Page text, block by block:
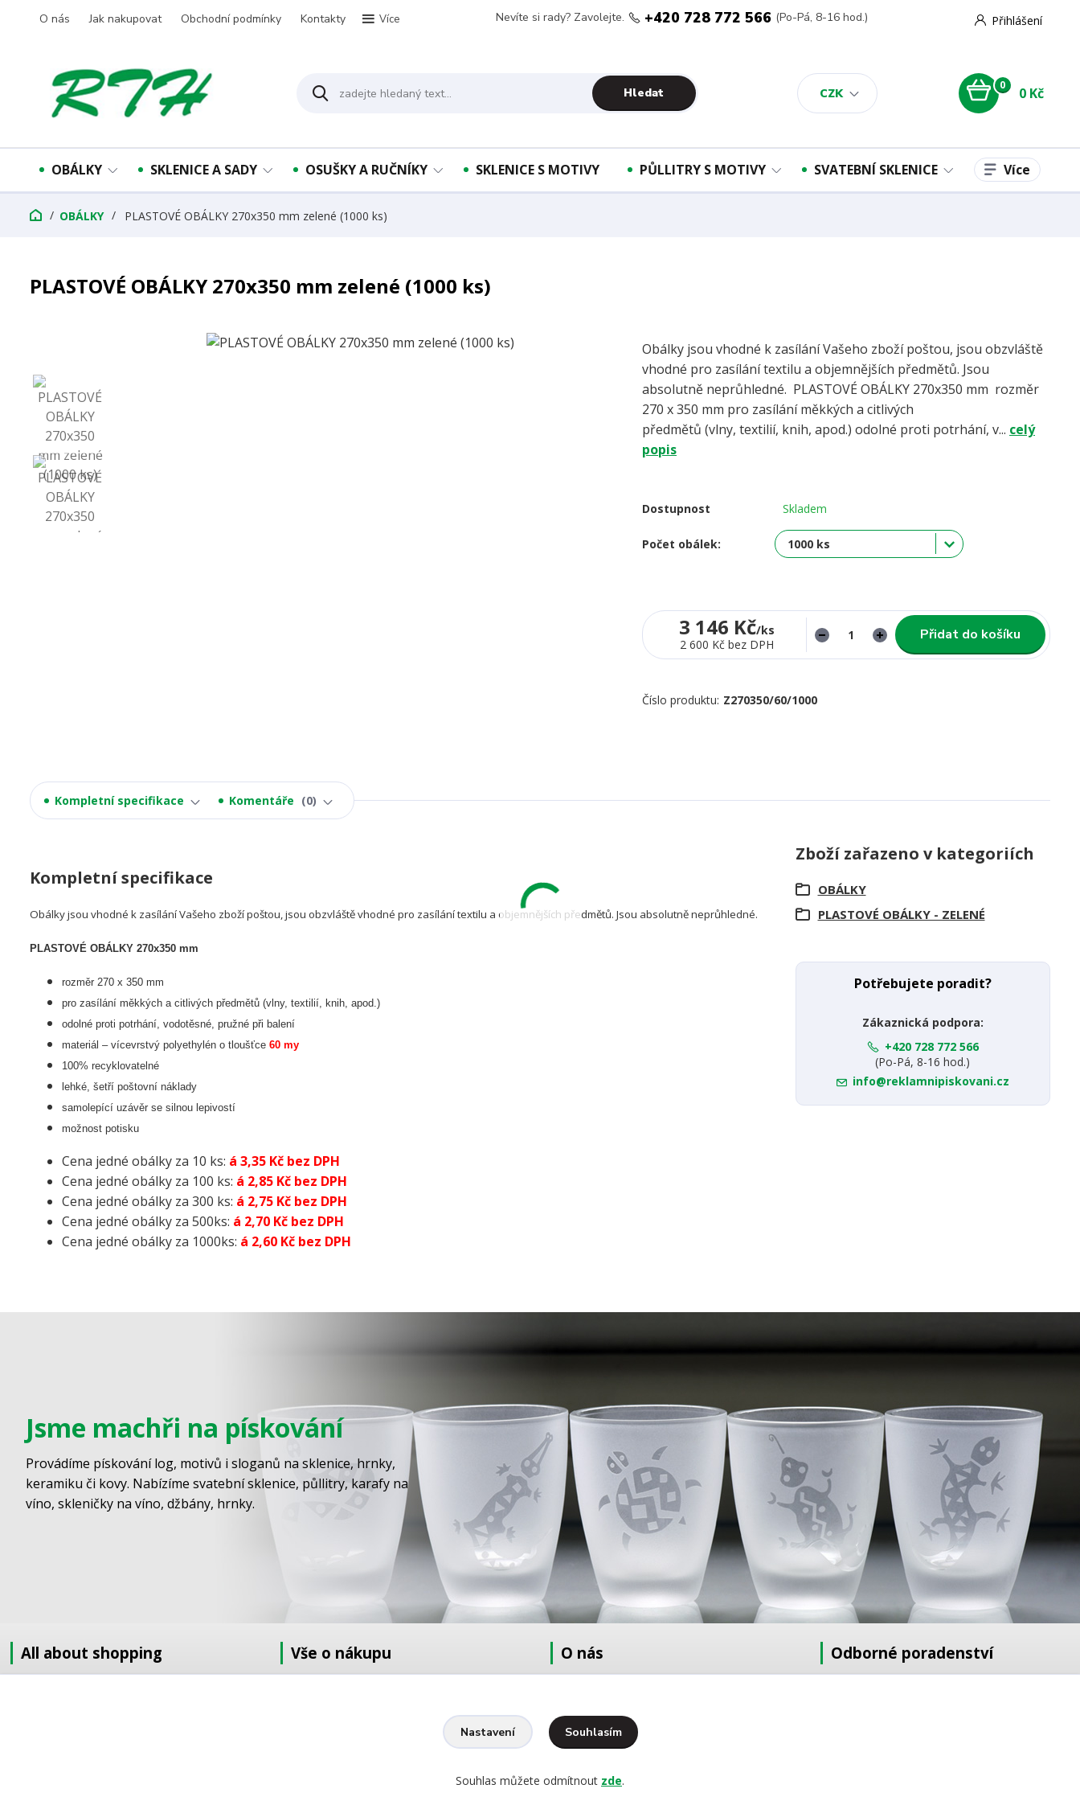
O nás Jak nakupovat Obchodní podmínky Kontakty Více
CZK
Přihlášení
Hledat
Nevíte si rady? Zavolejte. +420 728 772 566 (Po-Pá, 8-16 hod.)
0 0 Kč
OBÁLKY SKLENICE A SADY OSUŠKY A RUČNÍKY SKLENICE S MOTIVY PŮLLITRY S MOTIVY SVATEBNÍ SKLENICE Více
OBÁLKY PLASTOVÉ OBÁLKY 270x350 mm zelené (1000 ks)
PLASTOVÉ OBÁLKY 270x350 mm zelené (1000 ks)
Obálky jsou vhodné k zasílání Vašeho zboží poštou, jsou obzvláště
vhodné pro zasílání textilu a objemnějších předmětů. Jsou
absolutně neprůhledné. PLASTOVÉ OBÁLKY 270x350 mm rozměr
270 x 350 mm pro zasílání měkkých a citlivých
předmětů (vlny, textilií, knih, apod.) odolné proti potrhání, v... celý
popis
Dostupnost Skladem
Počet obálek:
3 146 Kč/ks
2 600 Kč bez DPH
Přidat do košíku
Číslo produktu: Z270350/60/1000
Kompletní specifikace Komentáře 0
Kompletní specifikace
Obálky jsou vhodné k zasílání Vašeho zboží poštou, jsou obzvláště vhodné pro zasílání textilu a objemnějších předmětů. Jsou absolutně neprůhledné.
PLASTOVÉ OBÁLKY 270x350 mm
rozměr 270 x 350 mm
pro zasílání měkkých a citlivých předmětů (vlny, textilií, knih, apod.)
odolné proti potrhání, vodotěsné, pružné při balení
materiál – vícevrstvý polyethylén o tloušťce 60 my
100% recyklovatelné
lehké, šetří poštovní náklady
samolepící uzávěr se silnou lepivostí
možnost potisku
Cena jedné obálky za 10 ks: á 3,35 Kč bez DPH
Cena jedné obálky za 100 ks: á 2,85 Kč bez DPH
Cena jedné obálky za 300 ks: á 2,75 Kč bez DPH
Cena jedné obálky za 500ks: á 2,70 Kč bez DPH
Cena jedné obálky za 1000ks: á 2,60 Kč bez DPH
Zboží zařazeno v kategoriích
OBÁLKY
PLASTOVÉ OBÁLKY - ZELENÉ
Potřebujete poradit?
Zákaznická podpora:
+420 728 772 566
(Po-Pá, 8-16 hod.)
info@reklamnipiskovani.cz
Jsme machři na pískování
Provádíme pískování log, motivů i sloganů na sklenice, hrnky,
keramiku či kovy. Nabízíme svatební sklenice, půllitry, karafy na
víno, skleničky na víno, džbány, hrnky.
All about shopping Vše o nákupu O nás
Kontakty
Ochrana osobních údajů
Odborné poradenství
Nastavení Souhlasím
Souhlas můžete odmítnout zde.